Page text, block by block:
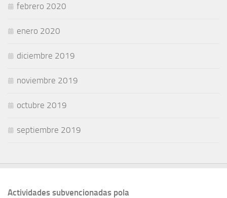
febrero 2020
enero 2020
diciembre 2019
noviembre 2019
octubre 2019
septiembre 2019
Actividades subvencionadas pola